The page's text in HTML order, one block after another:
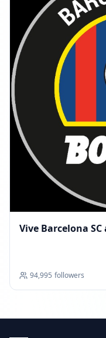
Vive Barcelona
94,995 followers